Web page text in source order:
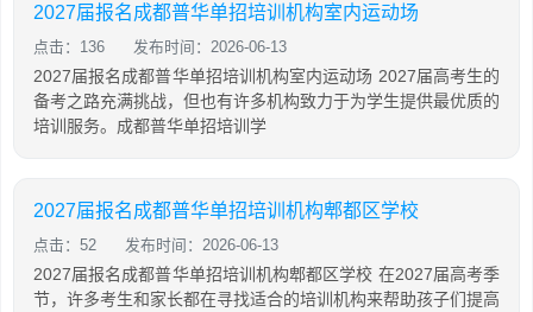
2027届报名成都普华单招培训机构室内运动场
点击：136 发布时间：2026-06-13
2027届报名成都普华单招培训机构室内运动场 2027届高考生的
备考之路充满挑战，但也有许多机构致力于为学生提供最优质的
培训服务。成都普华单招培训学
2027届报名成都普华单招培训机构郫都区学校
点击：52 发布时间：2026-06-13
2027届报名成都普华单招培训机构郫都区学校 在2027届高考季
节，许多考生和家长都在寻找适合的培训机构来帮助孩子们提高